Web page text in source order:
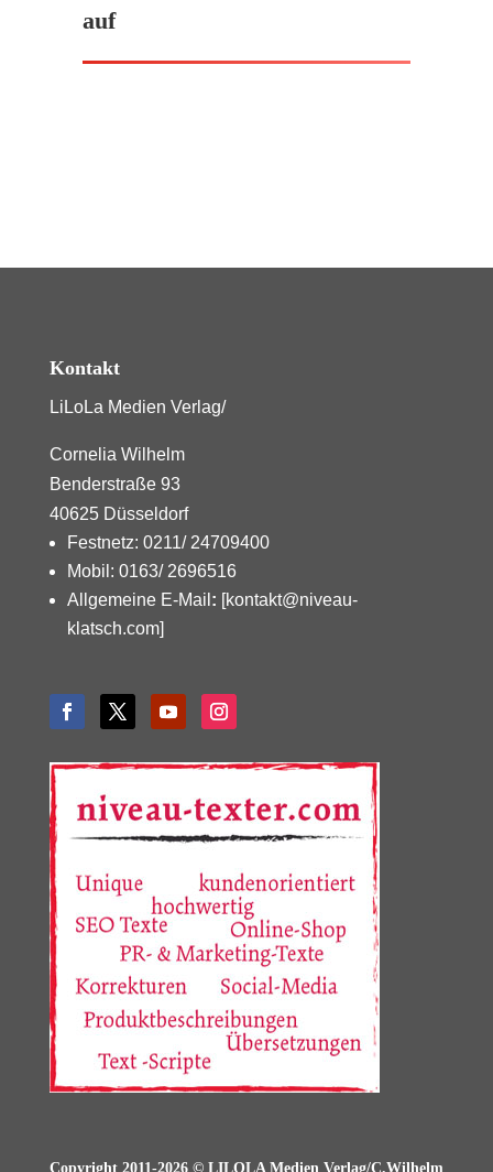
auf
Kontakt
LiLoLa Medien Verlag/
Cornelia Wilhelm
Benderstraße 93
40625 Düsseldorf
Festnetz: 0211/ 24709400
Mobil: 0163/ 2696516
Allgemeine E-Mail : [kontakt@niveau-
klatsch.com]
Copyright 2011-2026 © LILOLA Medien Verlag/C.Wilhelm